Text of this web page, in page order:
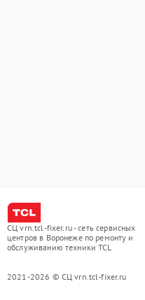
СЦ vrn.tcl-fixer.ru - сеть сервисных
центров в Воронеже по ремонту и
обслуживанию техники TCL
2021-2026 © СЦ vrn.tcl-fixer.ru